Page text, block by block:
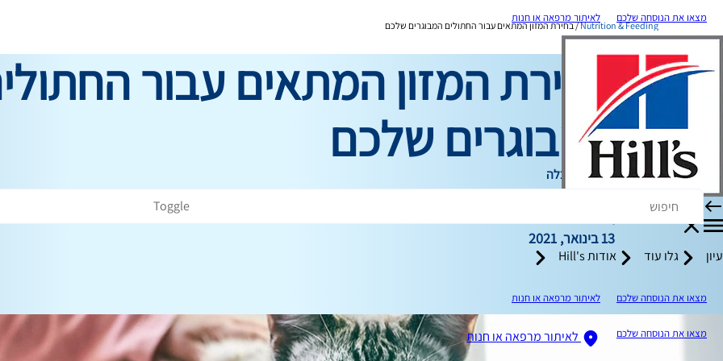
מצאו את הנוסחה שלכם לאיתור מרפאה או חנות
Toggle
עיון גלו עוד אודות Hill's
מצאו את הנוסחה שלכם לאיתור מרפאה או חנות
מצאו את הנוסחה שלכם לאיתור מרפאה או חנות
Nutrition & Feeding בחירת המזון המתאים עבור החתולים המבוגרים שלכם
בחירת המזון המתאים עבור
המבוגרים שלכם
תזונה והאכלה
כותב צוות
13 בינואר, 2021